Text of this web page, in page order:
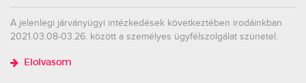
A jelenlegi járványügyi intézkedések következtében irodáinkban
2021.03.08-03.26. között a személyes ügyfélszolgálat szünetel.
Elolvasom